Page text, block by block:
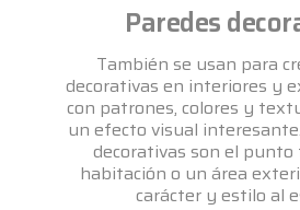
Paredes
También se usan para
decorativas en interiores y
con patrones, colores y
un efecto visual
decorativas son el punto
habitación o un área
carácter y estilo al